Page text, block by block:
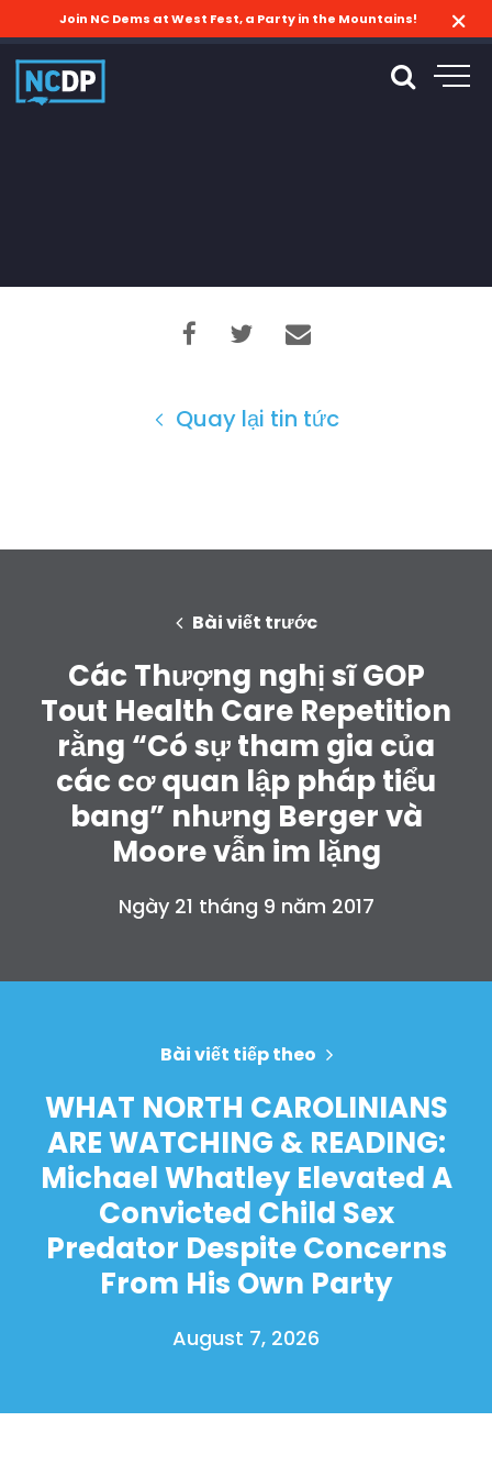
Join NC Dems at West Fest, a Party in the Mountains!
Quay lại tin tức
Bài viết trước
Các Thượng nghị sĩ GOP
Tout Health Care Repetition
rằng “Có sự tham gia của
các cơ quan lập pháp tiểu
bang” nhưng Berger và
Moore vẫn im lặng
Ngày 21 tháng 9 năm 2017
Bài viết tiếp theo
WHAT NORTH CAROLINIANS
ARE WATCHING & READING:
Michael Whatley Elevated A
Convicted Child Sex
Predator Despite Concerns
From His Own Party
August 7, 2026